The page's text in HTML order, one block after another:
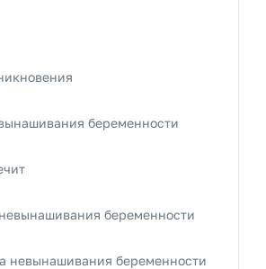
беременности
беременности
невынашивания беременности